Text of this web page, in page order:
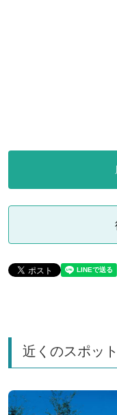
近くのスポット